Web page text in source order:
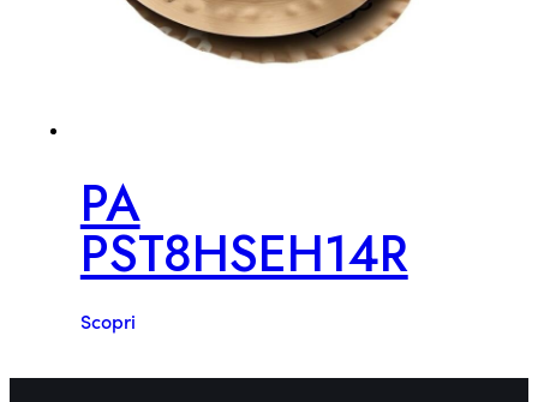
PA
PST8HSEH14R
Scopri